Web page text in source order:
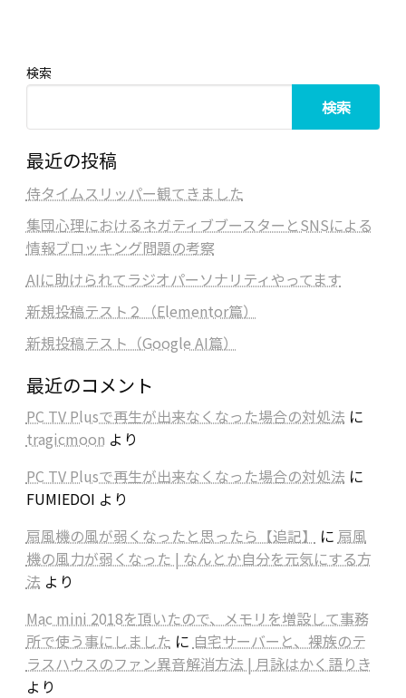
検索
検索
最近の投稿
侍タイムスリッパー観てきました
集団心理におけるネガティブブースターとSNSによる
情報ブロッキング問題の考察
AIに助けられてラジオパーソナリティやってます
新規投稿テスト２（Elementor篇）
新規投稿テスト（Google AI篇）
最近のコメント
PC TV Plusで再生が出来なくなった場合の対処法 に
tragicmoon より
PC TV Plusで再生が出来なくなった場合の対処法 に
FUMIEDOI より
扇風機の風が弱くなったと思ったら【追記】
に 扇風
機の風力が弱くなった | なんとか自分を元気にする方
法 より
Mac mini 2018を頂いたので、メモリを増設して事務
所で使う事にしました に 自宅サーバーと、裸族のテ
ラスハウスのファン異音解消方法 | 月詠はかく語りき
より